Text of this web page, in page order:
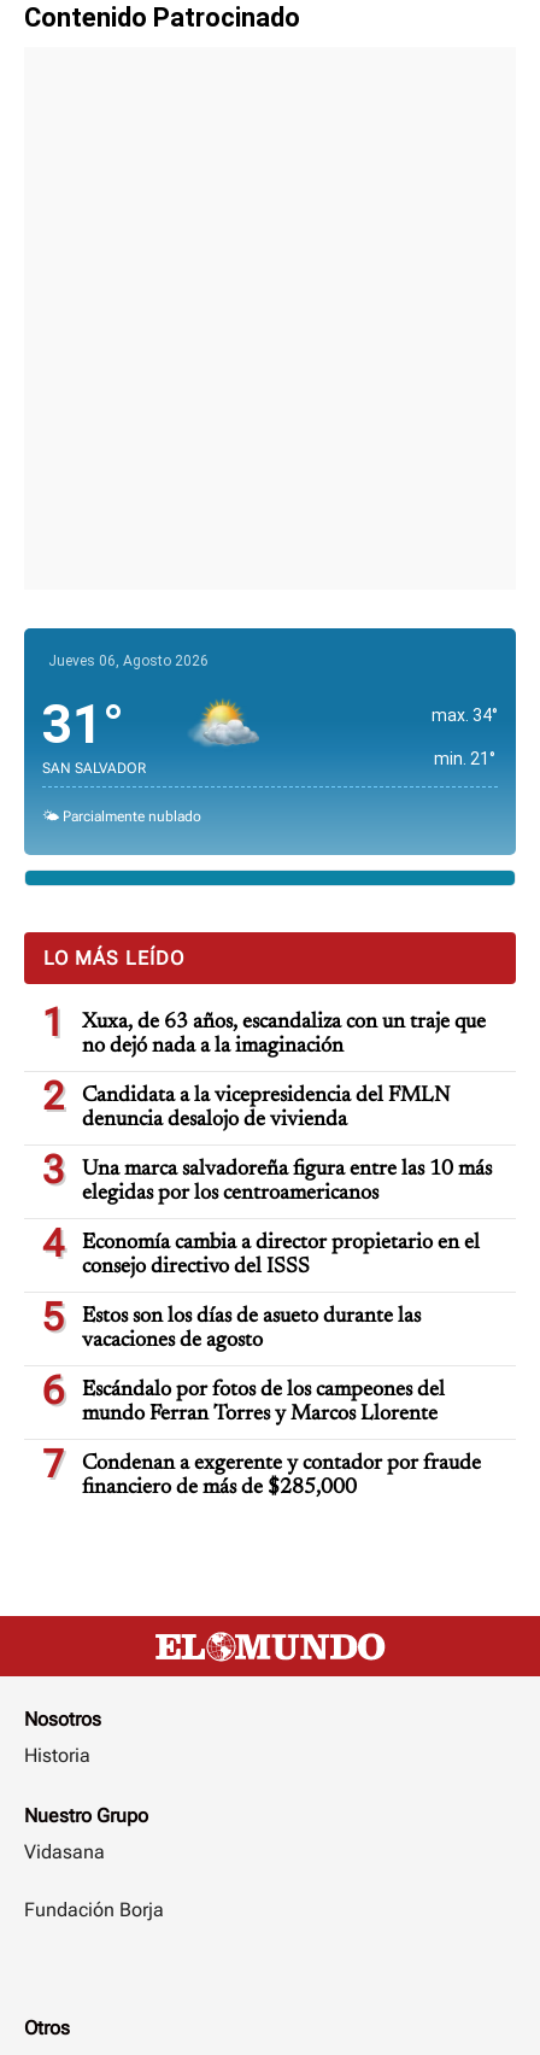
Contenido Patrocinado
Jueves 06, Agosto 2026
31°
SAN SALVADOR
max. 34°
min. 21°
🌤️ Parcialmente nublado
LO MÁS LEÍDO
1
Xuxa, de 63 años, escandaliza con un traje que
no dejó nada a la imaginación
2
Candidata a la vicepresidencia del FMLN
denuncia desalojo de vivienda
3
Una marca salvadoreña figura entre las 10 más
elegidas por los centroamericanos
4
Economía cambia a director propietario en el
consejo directivo del ISSS
5
Estos son los días de asueto durante las
vacaciones de agosto
6
Escándalo por fotos de los campeones del
mundo Ferran Torres y Marcos Llorente
7
Condenan a exgerente y contador por fraude
financiero de más de $285,000
Nosotros
Historia
Nuestro Grupo
Vidasana
Fundación Borja
Otros